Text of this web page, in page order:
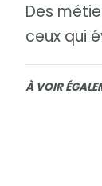
Des
ceux qui
À VOIR